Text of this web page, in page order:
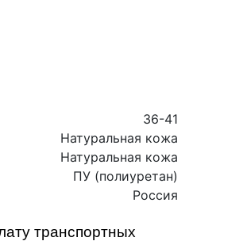
36-41
Натуральная кожа
Натуральная кожа
ПУ (полиуретан)
Россия
транспортных